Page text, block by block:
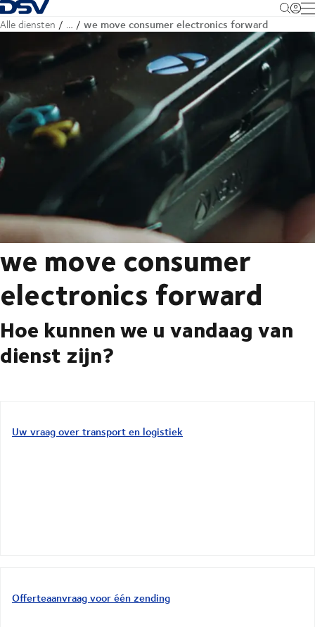
Terug naar startpagina
Alle diensten … we move consumer electronics forward
we move consumer
electronics forward
Hoe kunnen we u vandaag van
dienst zijn?
Uw vraag over transport en logistiek
Offerteaanvraag voor één zending